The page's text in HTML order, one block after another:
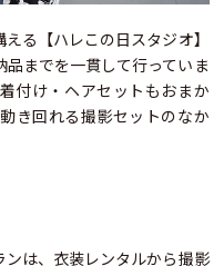
る【ハレこの日スタジオ】
までを一貫して行っていま
付け・ヘアセットもおまか
き回れる撮影セットのなか
ンは、衣装レンタルから撮影